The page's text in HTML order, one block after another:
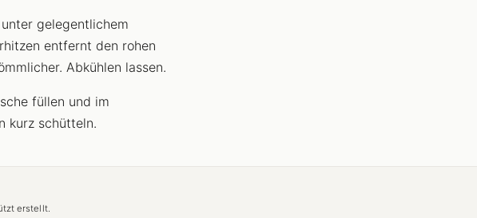
gelegentlichem
entfernt den rohen
Abkühlen lassen.
füllen und im
kurz schütteln.
erstellt.